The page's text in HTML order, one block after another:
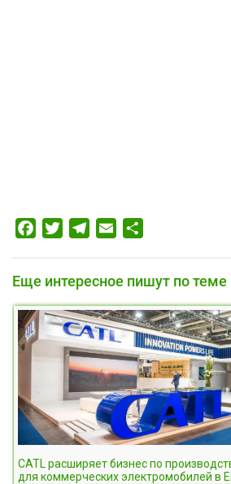
FacebookTwitterTelegram
Email
Еще интересное пишут по теме
CATL расширяет бизнес по
для коммерческих электромобилей в